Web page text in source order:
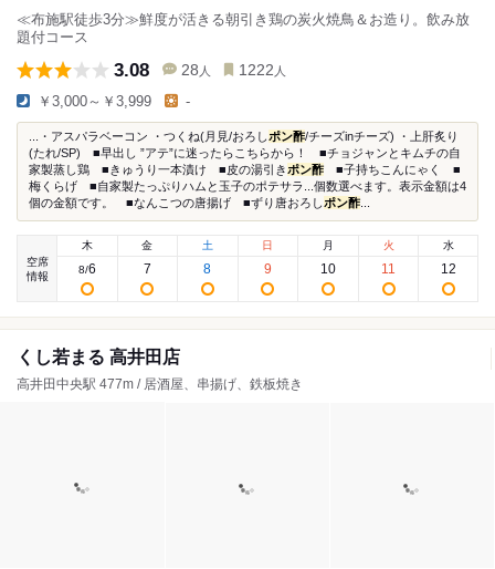
≪布施駅徒歩3分≫鮮度が活きる朝引き鶏の炭火焼鳥＆お造り。飲み放
題付コース
3.08 28 人 1222 人
￥3,000～￥3,999 -
...・アスパラベーコン ・つくね(月見/おろし ポン酢/チーズinチーズ) ・上肝炙り
(たれ/SP) ■早出し ”アテ”に迷ったらこちらから！ ■チョジャンとキムチの自
家製蒸し鶏 ■きゅうり一本漬け ■皮の湯引き ポン酢 ■子持ちこんにゃく ■
梅くらげ ■自家製たっぷりハムと玉子のポテサラ...個数選べます。表示金額は4
個の金額です。 ■なんこつの唐揚げ ■ずり唐おろし ポン酢
空席
情報
木
8/6
金
7
土
8
日
9
月
10
火
11
水
12
くし若まる 高井田店
高井田中央駅 477m / 居酒屋、串揚げ、鉄板焼き